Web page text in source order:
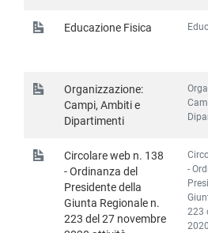
Educazione Fisica
Organizzazione:
Campi, Ambiti e
Dipartimenti
Circolare web n. 138
- Ordinanza del
Presidente della
Giunta Regionale n.
223 del 27 novembre
-
223